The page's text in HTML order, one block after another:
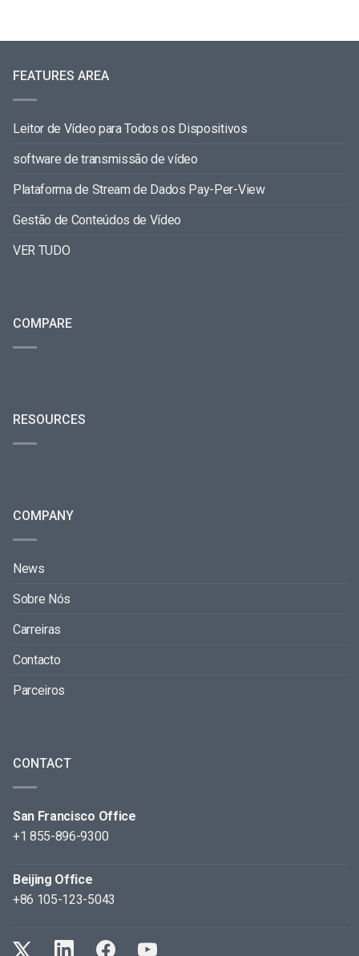
FEATURES AREA
Leitor de Vídeo para Todos os Dispositivos
software de transmissão de vídeo
Plataforma de Stream de Dados Pay-Per-View
Gestão de Conteúdos de Vídeo
VER TUDO
COMPARE
RESOURCES
COMPANY
News
Sobre Nós
Carreiras
Contacto
Parceiros
CONTACT
San Francisco Office
+1 855-896-9300
Beijing Office
+86 105-123-5043